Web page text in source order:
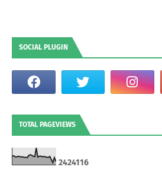
SOCIAL PLUGIN
TOTAL PAGEVIEWS
2424116